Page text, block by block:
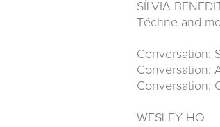
SÍLVIA
Téchne and
Conversation:
Conversation:
Conversation:
WESLEY HO